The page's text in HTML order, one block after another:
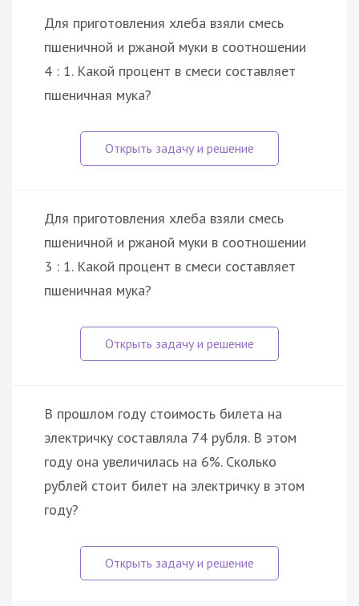
Для приготовления хлеба взяли смесь
пшеничной и ржаной муки в соотношении
4 : 1. Какой процент в смеси составляет
пшеничная мука?
Для приготовления хлеба взяли смесь
пшеничной и ржаной муки в соотношении
3 : 1. Какой процент в смеси составляет
пшеничная мука?
В прошлом году стоимость билета на
электричку составляла 74 рубля. В этом
году она увеличилась на 6%. Сколько
рублей стоит билет на электричку в этом
году?